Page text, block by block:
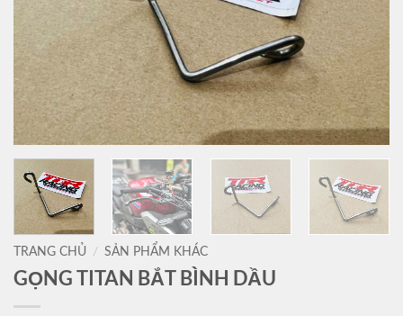
TRANG CHỦ / SẢN PHẨM KHÁC
GỌNG TITAN BẮT BÌNH DẦU